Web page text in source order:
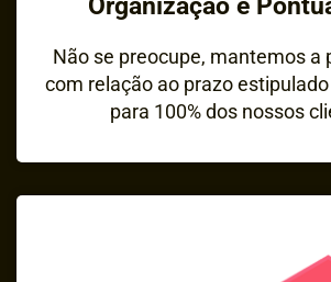
Organização e
Não se preocupe, mantemos a
com relação ao prazo
para 100% dos nossos